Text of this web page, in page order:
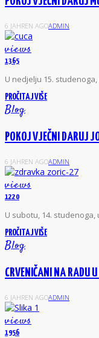
6 JAHREN AGOADMIN
views
1365
U nedjelju 15.
PROČITAJ VIŠE
Blog
POKOJ VJEČNI DARUJ
6 JAHREN AGOADMIN
views
1220
U subotu, 14. studenoga,
PROČITAJ VIŠE
Blog
CRVENIČANI NA RADU
6 JAHREN AGOADMIN
views
1956